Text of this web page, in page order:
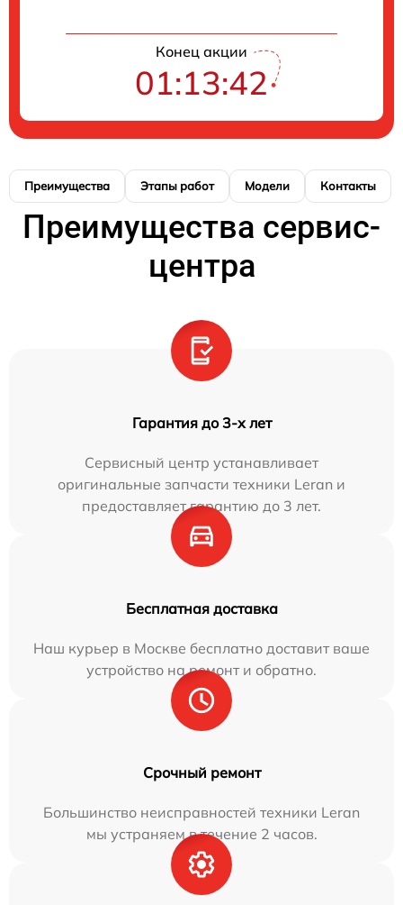
Конец акции
01:13:41
Преимущества Этапы работ Модели Контакты
Преимущества сервис-
центра
Гарантия до 3-х лет
Сервисный центр устанавливает
оригинальные запчасти техники Leran и
предоставляет гарантию до 3 лет.
Бесплатная доставка
Наш курьер в Москве бесплатно доставит ваше
устройство на ремонт и обратно.
Срочный ремонт
Большинство неисправностей техники Leran
мы устраняем в течение 2 часов.